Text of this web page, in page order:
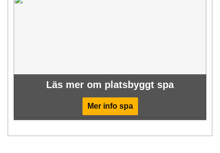
Läs mer om platsbyggt spa
Mer info spa